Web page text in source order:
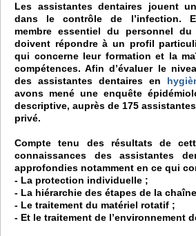
Les assistantes dentaires jouent
dans le contrôle de l’infection.
membre essentiel du personnel
doivent répondre à un profil
qui concerne leur formation et la
compétences. Afin d’évaluer le
des assistantes dentaires en
avons mené une enquête
descriptive, auprès de 175
privé.
Compte tenu des résultats de
connaissances des assistantes
approfondies notamment en ce qui
- La protection individuelle ;
- La hiérarchie des étapes de la
- Le traitement du matériel rotatif ;
- Et le traitement de l’environnement